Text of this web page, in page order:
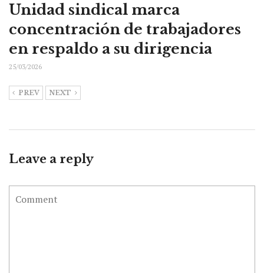
Unidad sindical marca
concentración de trabajadores
en respaldo a su dirigencia
25/03/2026
PREV NEXT
Leave a reply